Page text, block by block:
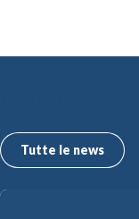
Tutte le news